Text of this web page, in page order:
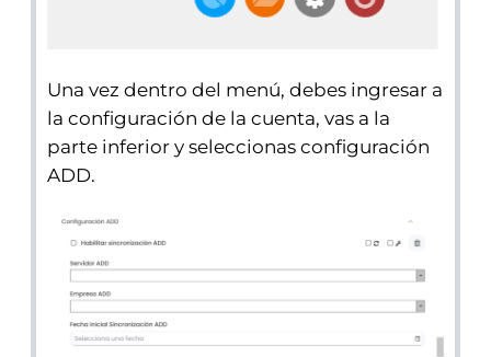
Una vez dentro del menú, debes ingresar a
la configuración de la cuenta, vas a la
parte inferior y seleccionas configuración
ADD.